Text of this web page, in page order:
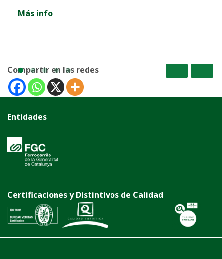
Más info
Compartir en las redes
Entidades
Certificaciones y Distintivos de Calidad